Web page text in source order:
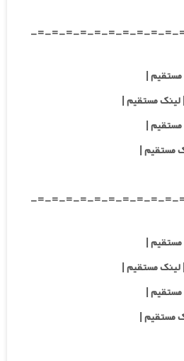
-=-=-=-=-=-=-=-=-=-=-
-=-=-=-=-=-=-=-=-=-=-